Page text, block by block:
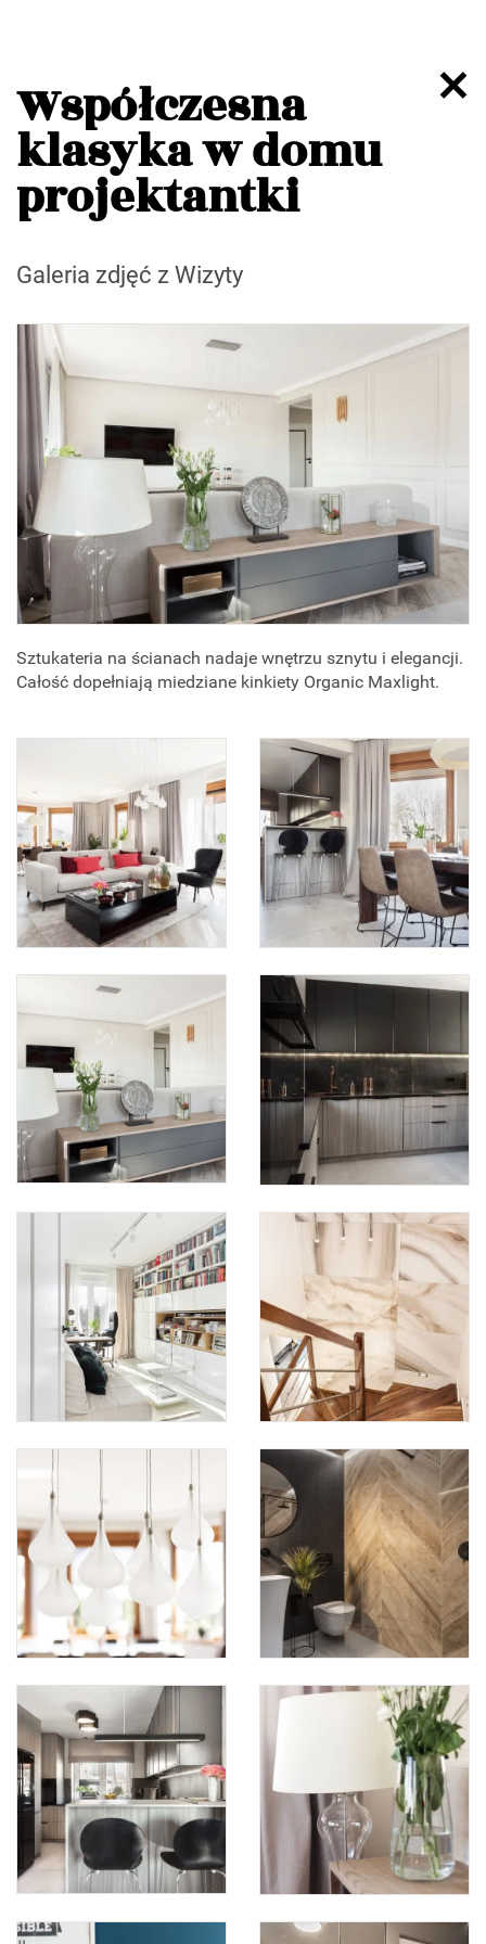
Współczesna
klasyka w domu
projektantki
Galeria zdjęć z Wizyty
Sztukateria na ścianach nadaje wnętrzu sznytu i elegancji.
Całość dopełniają miedziane kinkiety Organic Maxlight.